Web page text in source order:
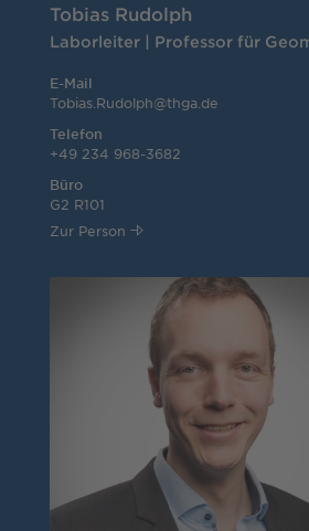
Tobias Rudolph
Laborleiter | Professor für
E-Mail
Tobias.Rudolph@thga.de
Telefon
+49 234 968-3682
Büro
G2 R101
Zur Person